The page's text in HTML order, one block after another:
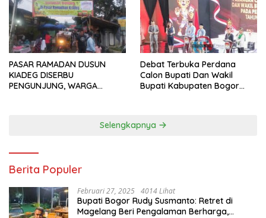
PASAR RAMADAN DUSUN
KIADEG DISERBU
PENGUNJUNG, WARGA
Debat Terbuka Perdana
Calon Bupati Dan Wakil
Bupati Kabupaten Bogor
Selengkapnya
Berita Populer
Februari 27, 2025 4014 Lihat
Bupati Bogor Rudy Susmanto: Retret di
Magelang Beri Pengalaman Berharga,